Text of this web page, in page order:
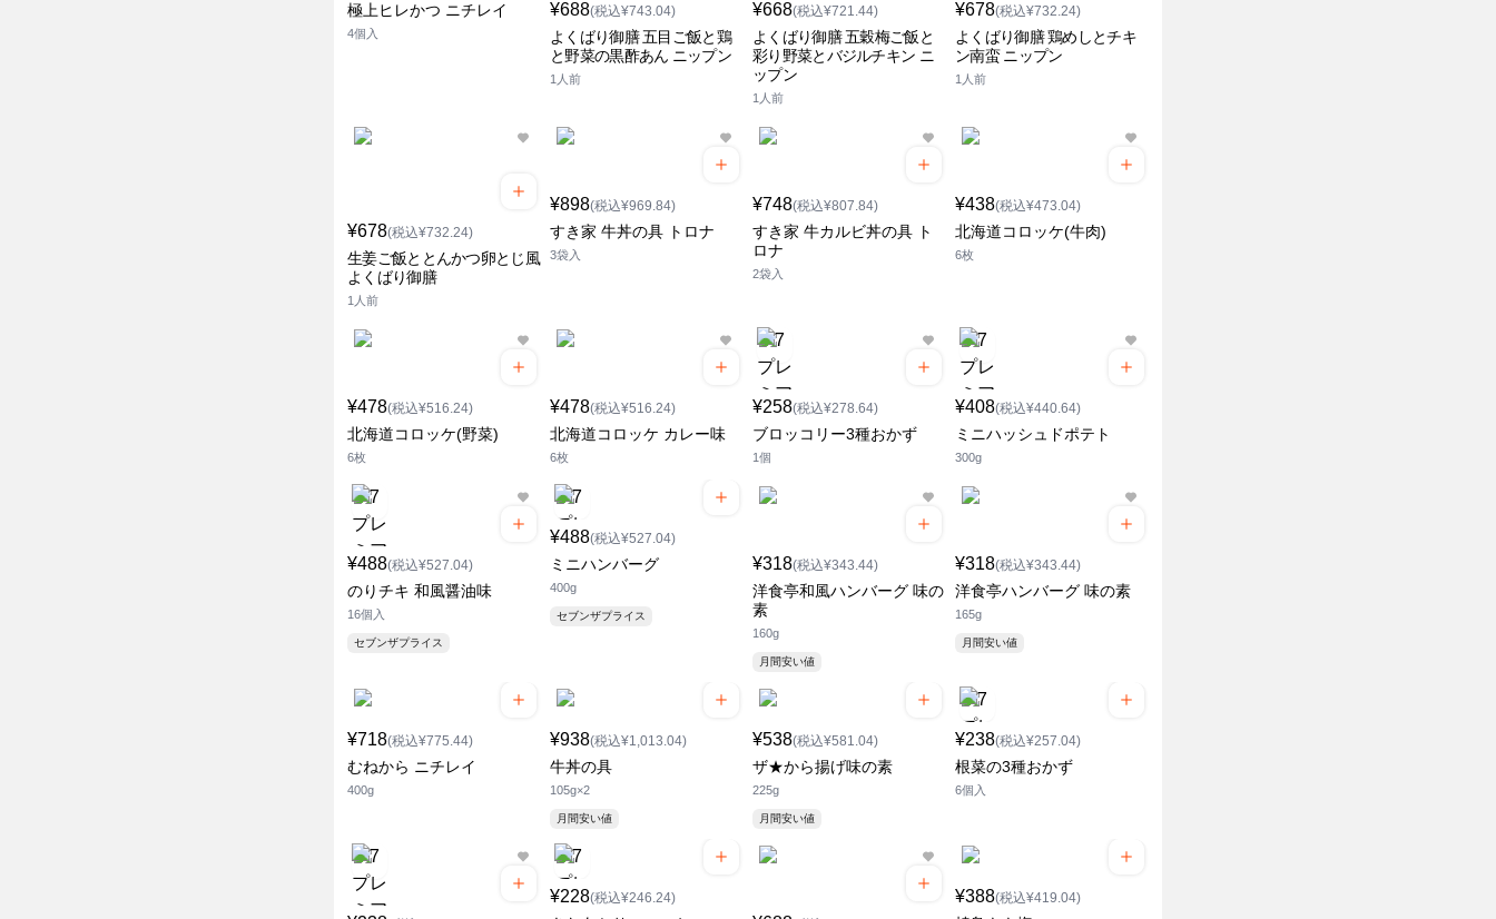
極上ヒレかつ ニチレイ
4個入
¥688(税込¥743.04)
よくばり御膳 五目ご飯と鶏
と野菜の黒酢あん ニップン
1人前
¥668(税込¥721.44)
よくばり御膳 五穀梅ご飯と
彩り野菜とバジルチキン ニ
ップン
1人前
¥678(税込¥732.24)
よくばり御膳 鶏めしとチキ
ン南蛮 ニップン
1人前
¥678(税込¥732.24)
生姜ご飯ととんかつ卵とじ風
よくばり御膳
1人前
¥898(税込¥969.84)
すき家 牛丼の具 トロナ
3袋入
¥748(税込¥807.84)
すき家 牛カルビ丼の具 ト
ロナ
2袋入
¥438(税込¥473.04)
北海道コロッケ(牛肉)
6枚
¥478(税込¥516.24)
北海道コロッケ(野菜)
6枚
¥478(税込¥516.24)
北海道コロッケ カレー味
6枚
¥258(税込¥278.64)
ブロッコリー3種おかず
1個
¥408(税込¥440.64)
ミニハッシュドポテト
300g
¥488(税込¥527.04)
のりチキ 和風醤油味
16個入
セブンザプライス
¥488(税込¥527.04)
ミニハンバーグ
400g
セブンザプライス
¥318(税込¥343.44)
洋食亭和風ハンバーグ 味の
素
160g
月間安い値
¥318(税込¥343.44)
洋食亭ハンバーグ 味の素
165g
月間安い値
¥718(税込¥775.44)
むねから ニチレイ
400g
¥938(税込¥1,013.04)
牛丼の具
105g×2
月間安い値
¥538(税込¥581.04)
ザ★から揚げ味の素
225g
月間安い値
¥238(税込¥257.04)
根菜の3種おかず
6個入
¥228(税込¥246.24) ¥388(税込¥419.04)